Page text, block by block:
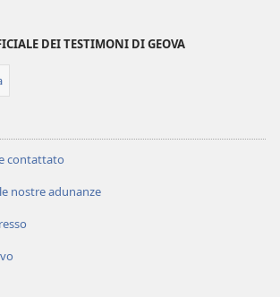
pratici
Bibbiala
DEI TESTIMONI DI GEOVA
contattato
nostre adunanze